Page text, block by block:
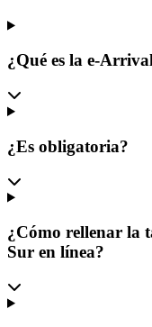
¿Qué es la e-
¿Es obligatoria?
¿Cómo rellenar la
Sur en línea?